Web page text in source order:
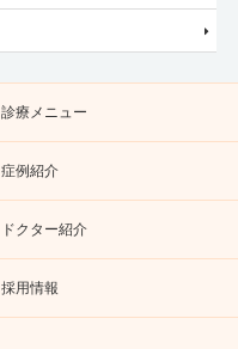
診療メニュー
症例紹介
ドクター紹介
採用情報